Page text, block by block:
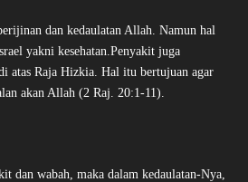
dan kedaulatan Allah. Namun hal
yakni kesehatan.Penyakit juga
atas Raja Hizkia. Hal itu bertujuan agar
akan Allah (2 Raj. 20:1-11).
dan wabah, maka dalam kedaulatan-Nya,